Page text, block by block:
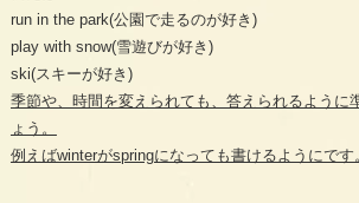
run in the park(公園で走るのが好き)
play with snow(雪遊びが好き)
ski(スキーが好き)
季節や、時間を変えられても、答えられるように
ょう。
例えばwinterがspringになっても書けるようにです